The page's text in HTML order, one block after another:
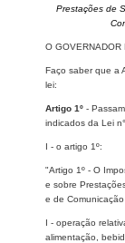
Prestações de
O GOVERNADOR
Faço saber que a
lei:
Artigo 1º -
indicados da Lei
I - o artigo 1º:
"Artigo 1º - O
e sobre
e de
I - operação
alimentação,